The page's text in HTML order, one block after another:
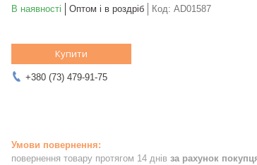
В наявності Оптом і в роздріб Код: AD01587
Купити
+380 (73) 479-91-75
повернення товару протягом 14 днів за рахунок